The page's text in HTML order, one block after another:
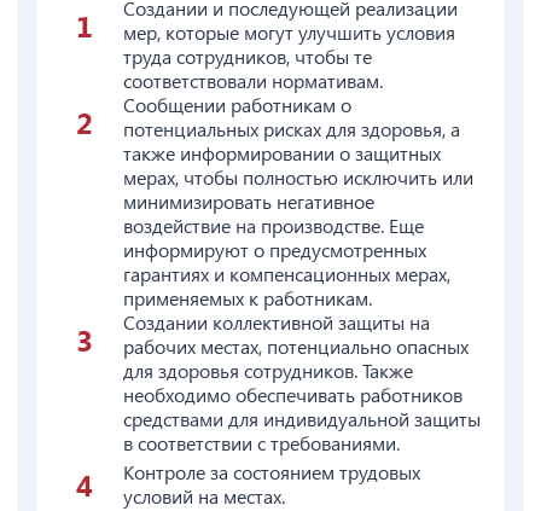
Создании и последующей реализации
мер, которые могут улучшить условия
труда сотрудников, чтобы те
соответствовали нормативам.
Сообщении работникам о
потенциальных рисках для здоровья, а
также информировании о защитных
мерах, чтобы полностью исключить или
минимизировать негативное
воздействие на производстве. Еще
информируют о предусмотренных
гарантиях и компенсационных мерах,
применяемых к работникам.
Создании коллективной защиты на
рабочих местах, потенциально опасных
для здоровья сотрудников. Также
необходимо обеспечивать работников
средствами для индивидуальной защиты
в соответствии с требованиями.
Контроле за состоянием трудовых
условий на местах.